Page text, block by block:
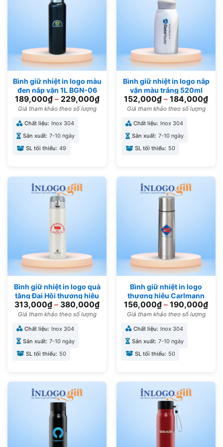
Bình giữ nhiệt in logo màu
đen nắp vặn 1L BGN-06
189,000₫– 229,000₫
Giá tham khảo theo số lượng
Chất liệu: Inox 304
Sản xuất: 7-10 ngày
SL tối thiểu: 49
Bình giữ nhiệt in logo nắp
vặn màu trắng 520ml
BGN-08
152,000₫ – 184,000₫
Giá tham khảo theo số lượng
Chất liệu: Inox 304
Sản xuất: 7-10 ngày
SL tối thiểu: 50
Bình giữ nhiệt in logo quà
tặng Đại Hội thương hiệu
Elmich 500ml BGN-14
313,000₫ – 380,000₫
Giá tham khảo theo số lượng
Chất liệu: Inox 304
Sản xuất: 7-10 ngày
SL tối thiểu: 50
Bình giữ nhiệt in logo
thương hiệu Carlmann
nắp vặn 500ml BGN-09
156,000₫ – 190,000₫
Giá tham khảo theo số lượng
Chất liệu: Inox 304
Sản xuất: 7-10 ngày
SL tối thiểu: 50